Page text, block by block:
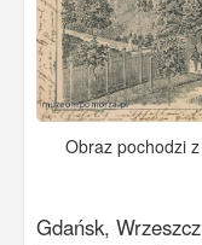
Obraz pochodzi z
Gdańsk, Wrzeszcz